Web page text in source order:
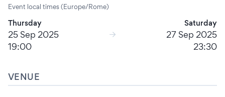
Event local times (Europe/Rome)
Thursday
25 Sep 2025
19:00
Saturday
27 Sep 2025
23:30
VENUE